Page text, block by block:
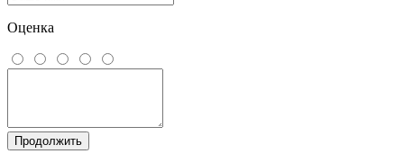
Оценка
Продолжить